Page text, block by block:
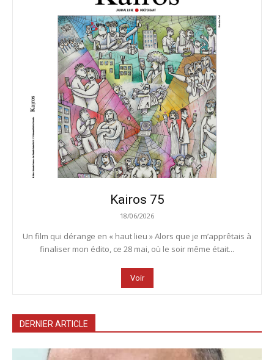
Kairos 75
18/06/2026
Un film qui dérange en « haut lieu » Alors que je m’apprêtais à
finaliser mon édito, ce 28 mai, où le soir même était...
Voir
DERNIER ARTICLE